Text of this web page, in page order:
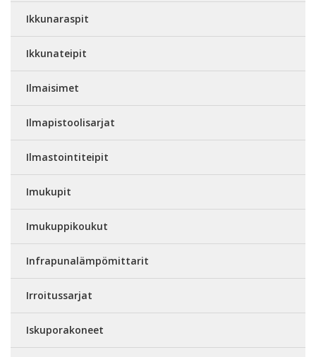
Ikkunaraspit
Ikkunateipit
Ilmaisimet
Ilmapistoolisarjat
Ilmastointiteipit
Imukupit
Imukuppikoukut
Infrapunalämpömittarit
Irroitussarjat
Iskuporakoneet